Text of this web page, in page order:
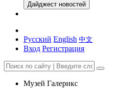
Дайджест новостей
Русский English 中文
Вход Регистрация
Музей Галерикс